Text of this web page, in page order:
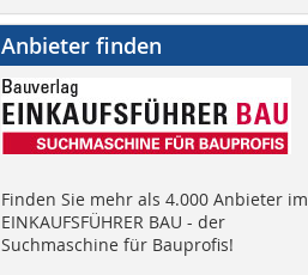
Anbieter finden
Finden Sie mehr als 4.000 Anbieter im
EINKAUFSFÜHRER BAU - der
Suchmaschine für Bauprofis!